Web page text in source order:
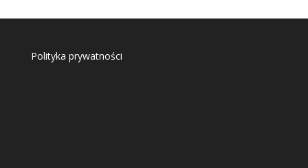
Polityka prywatności